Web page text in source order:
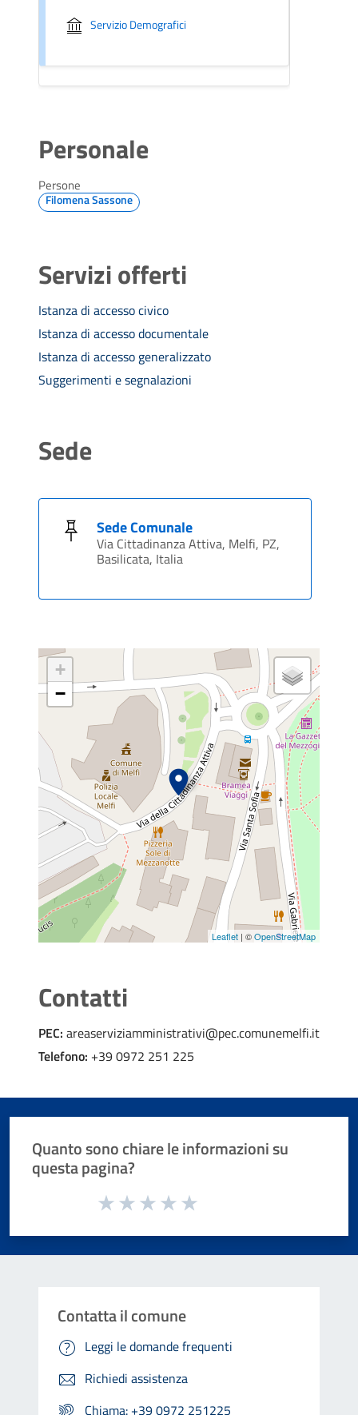
Servizio Demografici
Personale
Persone
Filomena Sassone
Servizi offerti
Istanza di accesso civico
Istanza di accesso documentale
Istanza di accesso generalizzato
Suggerimenti e segnalazioni
Sede
Sede Comunale
Via Cittadinanza Attiva, Melfi, PZ,
Basilicata, Italia
+
−
Leaflet | ©OpenStreetMap
Contatti
PEC: areaserviziamministrativi@pec.comunemelfi.it
Telefono: +39 0972 251 225
Quanto sono chiare le informazioni su
questa pagina?
Valuta da 1 a 5 stelle la pagina
Contatta il comune
Leggi le domande frequenti
Richiedi assistenza
Chiama: +39 0972 251225